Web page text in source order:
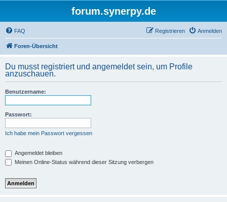
forum.synerpy.de
FAQ Anmelden
Registrieren
Foren-Übersicht
Du musst registriert und angemeldet sein, um Profile
anzuschauen.
Benutzername:
Passwort:
Ich habe mein Passwort vergessen
Angemeldet bleiben
Meinen Online-Status während dieser Sitzung verbergen